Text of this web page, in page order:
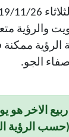
والرؤية
الرؤية
الجو.
الاخر هو
2019/11/28 (حسب